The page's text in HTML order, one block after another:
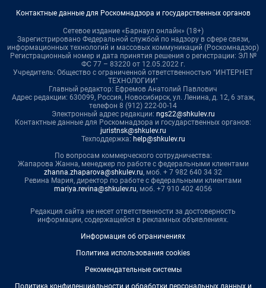
Контактные данные для Роскомнадзора и государственных органов
Сетевое издание «Барнаул онлайн» (18+)
Зарегистрировано Федеральной службой по надзору в сфере связи,
информационных технологий и массовых коммуникаций (Роскомнадзор)
Регистрационный номер и дата принятия решения о регистрации: ЭЛ №
ФС 77 – 83220 от 12.05.2022 г.
Учредитель: Общество с ограниченной ответственностью "ИНТЕРНЕТ
ТЕХНОЛОГИИ"
Главный редактор: Ефремов Анатолий Павлович
Адрес редакции: 630099, Россия, Новосибирск, ул. Ленина, д. 12, 6 этаж,
телефон 8 (912) 222-00-14
Электронный адрес редакции: ngs22@shkulev.ru
Контактные данные для Роскомнадзора и государственных органов:
juristnsk@shkulev.ru
Техподдержка: help@shkulev.ru
По вопросам коммерческого сотрудничества:
Жапарова Жанна, менеджер по работе с федеральными клиентами
zhanna.zhaparova@shkulev.ru, моб. + 7 982 640 34 32
Ревина Мария, директор по работе с федеральными клиентами
mariya.revina@shkulev.ru, моб. +7 910 402 4056
Редакция сайта не несет ответственности за достоверность
информации, содержащейся в рекламных объявлениях.
Информация об ограничениях
Политика использования cookies
Рекомендательные системы
Политика конфиденциальности и обработки персональных данных и